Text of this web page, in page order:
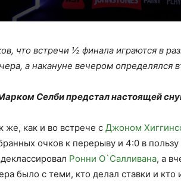
что встречи ½ финала играются в
а накануне вечером определялся
Селби предстал настоящей
же, как и во встрече с Джоном
очков к перерыву и 4:0 в
Ронни О`Салливана, а
было с теми, кто делал ставки и кто